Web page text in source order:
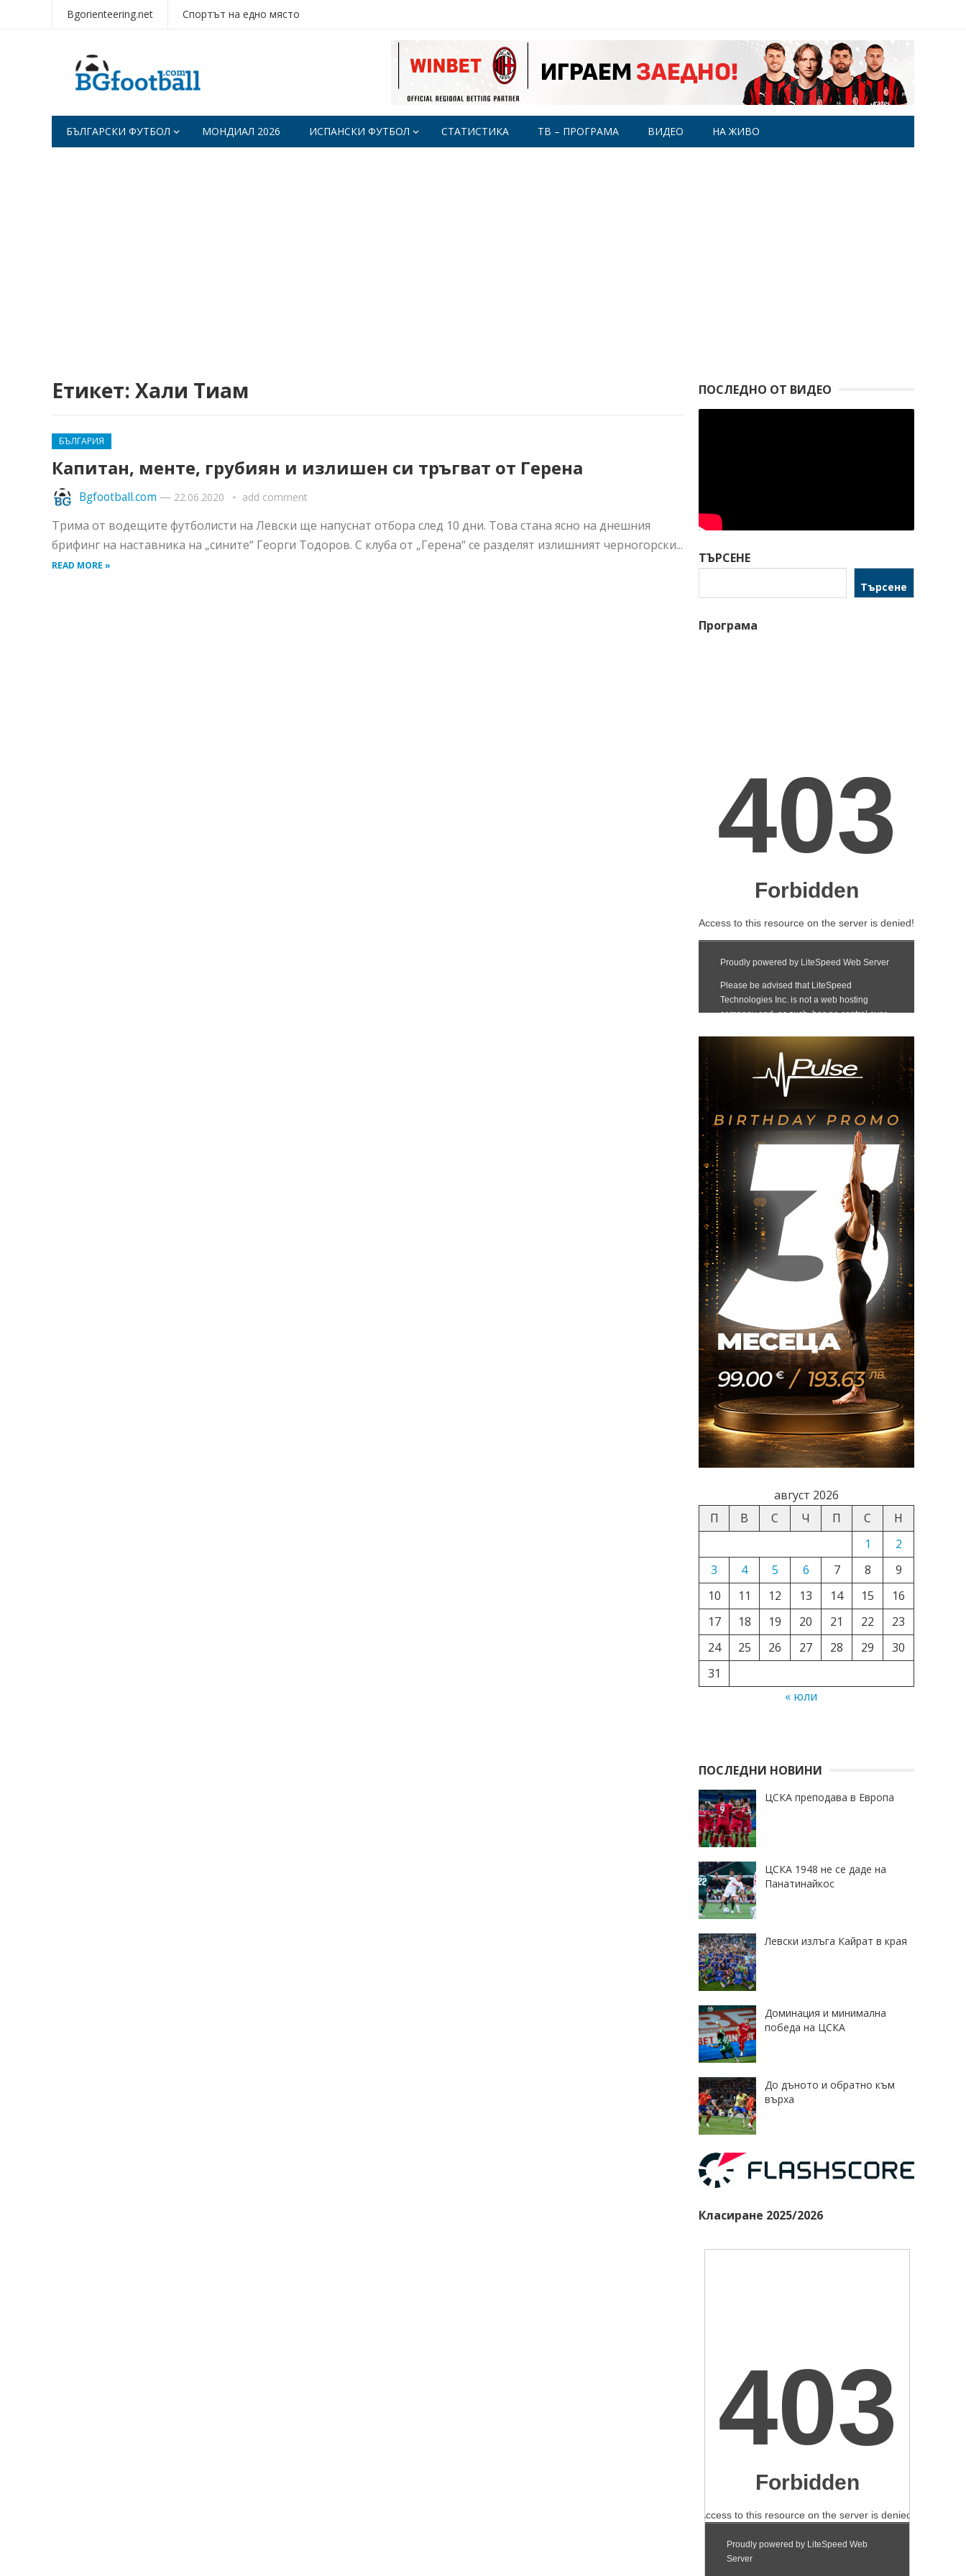
Bgorienteering.net Спортът на едно място
БЪЛГАРСКИ ФУТБОЛ МОНДИАЛ 2026 ИСПАНСКИ ФУТБОЛ СТАТИСТИКА ТВ – ПРОГРАМА ВИДЕО НА ЖИВО
Етикет: Хали Тиам
БЪЛГАРИЯ
Капитан, менте, грубиян и излишен си тръгват от Герена
Bgfootball.com — 22.06.2020 add comment
Трима от водещите футболисти на Левски ще напуснат отбора след 10 дни. Това стана ясно на днешния
брифинг на наставника на „сините“ Георги Тодоров. С клуба от „Герена“ се разделят излишният черногорски...
READ MORE »
ПОСЛЕДНО ОТ ВИДЕО
ТЪРСЕНЕ
Търсене
Програма
август 2026
П
В С Ч П С
Н
1
2
3
4 5 6 7 8
9
10
11 12 13 14 15
16
17
18 19 20 21 22
23
24
25 26 27 28 29
30
31
« юли
ПОСЛЕДНИ НОВИНИ
ЦСКА преподава в Европа
ЦСКА 1948 не се даде на
Панатинайкос
Левски излъга Кайрат в края
Доминация и минимална
победа на ЦСКА
До дъното и обратно към
върха
Класиране 2025/2026